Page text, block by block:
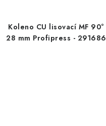
Koleno CU lisovací MF 90°
28 mm Profipress - 291686